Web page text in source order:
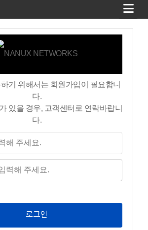
기 위해서는 회원가입이 필요합니
다.
있을 경우, 고객센터로 연락바랍니
다.
로그인